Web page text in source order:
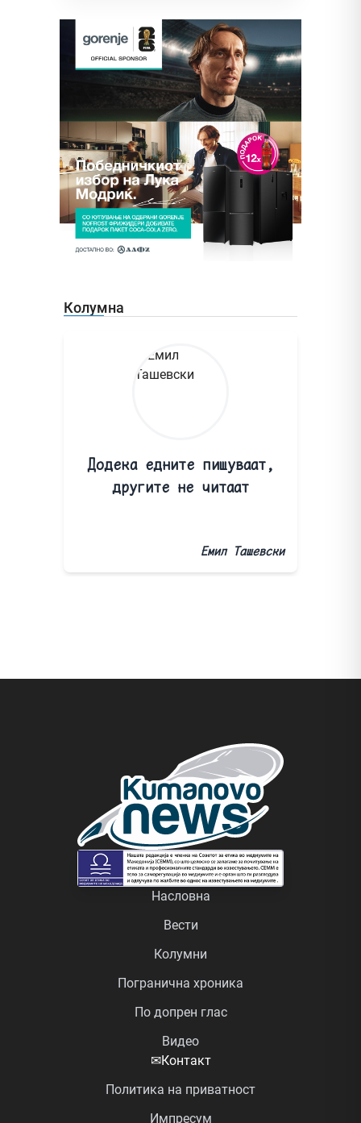
Колумна
Додека едните пишуваат,
другите не читаат
Емил Ташевски
Насловна
Вести
Колумни
Погранична хроника
По допрен глас
Видео
✉Контакт
Политика на приватност
Импресум